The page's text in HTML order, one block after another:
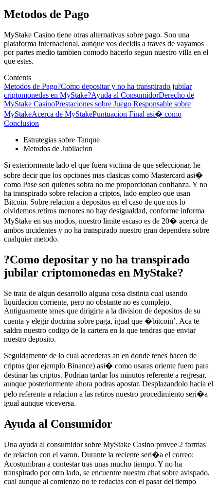
Metodos de Pago
MyStake Casino tiene otras alternativas sobre pago. Son una
plataforma internacional, aunque vos decidis a traves de vayamos
por partes medio tambien comodo hacerlo segun nuestro villa en el
que estes.
Contents
Metodos de Pago?Como depositar y no ha transpirado jubilar
criptomonedas en MyStake?Ayuda al ConsumidorDerecho de
MyStake CasinoPrestaciones sobre Juego Responsable sobre
MyStakeAcerca de MyStakePuntuacion Final asi� como
Conclusion
Estrategias sobre Tanque
Metodos de Jubilacion
Si exteriormente lado el que fuera victima de que seleccionar, he
sobre decir que los opciones mas clasicas como Mastercard asi�
como Pase son quienes sobra no me proporcionan confianza. Y no
ha transpirado sobre relacion a criptos, lado empleo que usan
Bitcoin. Sobre relacion a depositos en el caso de que nos lo
olvidemos retiros menores no hay desigualdad, conforme informa
MyStake en sus modos, nuestro limite escaso es de 20� acerca de
ambos incidentes y no ha transpirado nuestro gran dependera sobre
cualquier metodo.
?Como depositar y no ha transpirado
jubilar criptomonedas en MyStake?
Se trata de algun desarrollo alguna cosa distinta cual usando
liquidacion corriente, pero no obstante no es complejo.
Antiguamente tenes que dirigirte a la division de depositos de su
cuenta y elegir doctrina sobre paga, igual que �bitcoin’. Aca te
saldra nuestro codigo de la cartera en la que tendras que enviar
nuestro deposito.
Seguidamente de lo cual accederas an en donde tenes hacen de
criptos (por ejemplo Binance) asi� como usaras oriente fuero para
destinar las criptos. Podrian tardar los minutos referente a regresar,
aunque posteriormente ahora podras apostar. Desplazandolo hacia el
pelo referente a relacion a las retiros nuestro procedimiento seri�a
igual aunque viceversa.
Ayuda al Consumidor
Una ayuda al consumidor sobre MyStake Casino provee 2 formas
de relacion con el varon. Durante la reciente seri�a el correo:
Acostumbran a contestar tras unas mucho tiempo. Y no ha
transpirado por otro lado, se encuentre nuestro chat sobre avispado,
cual aunque al comienzo no te redactas con el pasar del tiempo